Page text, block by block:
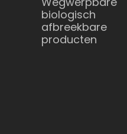
biologisch
afbreekbare
producten